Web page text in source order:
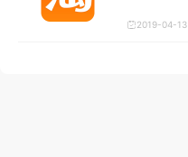
 2019-04-13